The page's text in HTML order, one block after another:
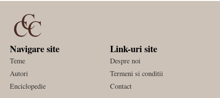
Navigare site
Teme
Autori
Enciclopedie
Link-uri site
Despre noi
Termeni si conditii
Contact